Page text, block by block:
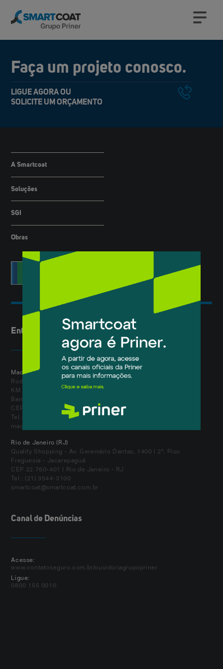
Faça um projeto conosco.
LIGUE AGORA OU
SOLICITE UM ORÇAMENTO
A Smartcoat
Soluções
SGI
Obras
Entre em contato
Macaé (RJ)
Rod. Amaral Peixoto
KM 183.5, nº 4885
Barreto - Macaé
CEP 27.965-250 | Rio de Janeiro - RJ
Tel.: (22) 2757-9500
macae@smartcoat.com.br
Rio de Janeiro (RJ)
Quality Shopping - Av. Geremário Dantas, 1400 | 2°. Piso
Freguesia - Jacarepaguá
CEP 22.760-401 | Rio de Janeiro - RJ
Tel.: (21) 3544-3100
smartcoat@smartcoat.com.br
Canal de Denúncias
Acesse:
www.contatoseguro.com.br/ouvidoriagrupopriner
Ligue:
0800 155 0010